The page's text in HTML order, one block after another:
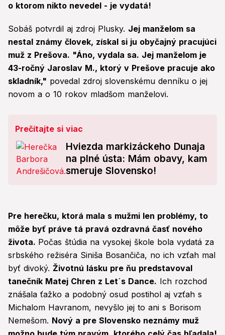
o ktorom nikto nevedel - je vydatá!
Sobáš potvrdil aj zdroj Plusky. Jej manželom sa
nestal známy človek, získal si ju obyčajný pracujúci
muž z Prešova. "Áno, vydala sa. Jej manželom je
43-ročný Jaroslav M., ktorý v Prešove pracuje ako
skladník," povedal zdroj slovenskému denníku o jej
novom a o 10 rokov mladšom manželovi.
Prečítajte si viac
Hviezda markizáckeho Dunaja
na plné ústa: Mám obavy, kam
smeruje Slovensko!
Pre herečku, ktorá mala s mužmi len problémy, to
môže byť práve tá pravá ozdravná časť nového
života. Počas štúdia na vysokej škole bola vydatá za
srbského režiséra Siniša Bosančiča, no ich vzťah mal
byť divoký. Životnú lásku pre ňu predstavoval
tanečník Matej Chren z Let´s Dance. Ich rozchod
znášala ťažko a podobný osud postihol aj vzťah s
Michalom Havranom, nevyšlo jej to ani s Borisom
Nemešom. Nový a pre Slovensko neznámy muž